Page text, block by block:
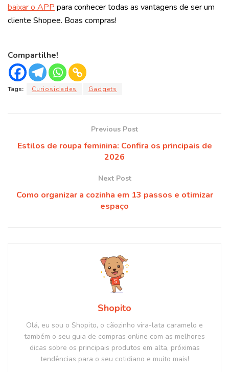
baixar o APP para conhecer todas as vantagens de ser um
cliente Shopee. Boas compras!
Compartilhe!
Tags: Curiosidades Gadgets
Previous Post
Estilos de roupa feminina: Confira os principais de
2026
Next Post
Como organizar a cozinha em 13 passos e otimizar
espaço
Shopito
Olá, eu sou o Shopito, o cãozinho vira-lata caramelo e
também o seu guia de compras online com as melhores
dicas sobre os principais produtos em alta, próximas
tendências para o seu cotidiano e muito mais!